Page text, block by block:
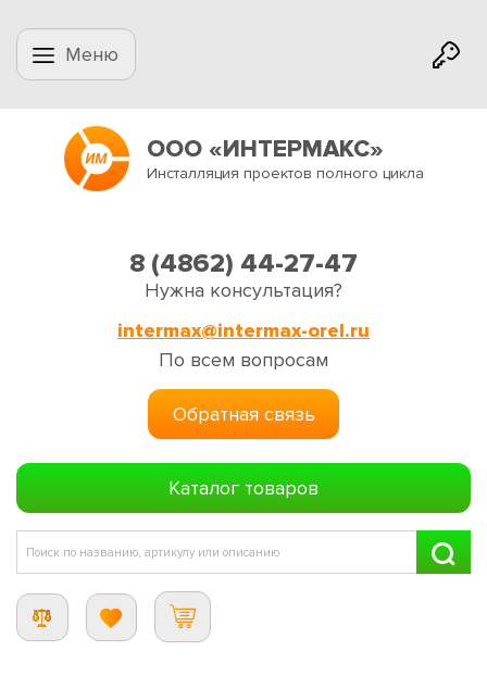
Меню
ООО «ИНТЕРМАКС»
Инсталляция проектов полного цикла
8 (4862) 44-27-47
Нужна консультация?
intermax@intermax-orel.ru
По всем вопросам
Обратная связь
Каталог товаров